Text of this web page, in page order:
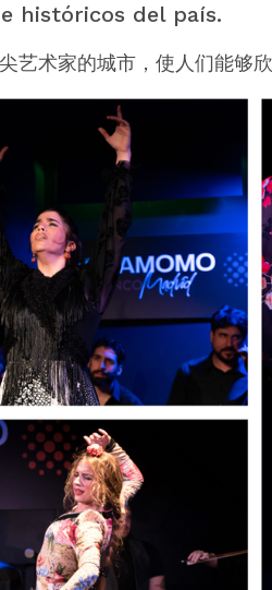
históricos del país.
艺术家的城市，使人们能够